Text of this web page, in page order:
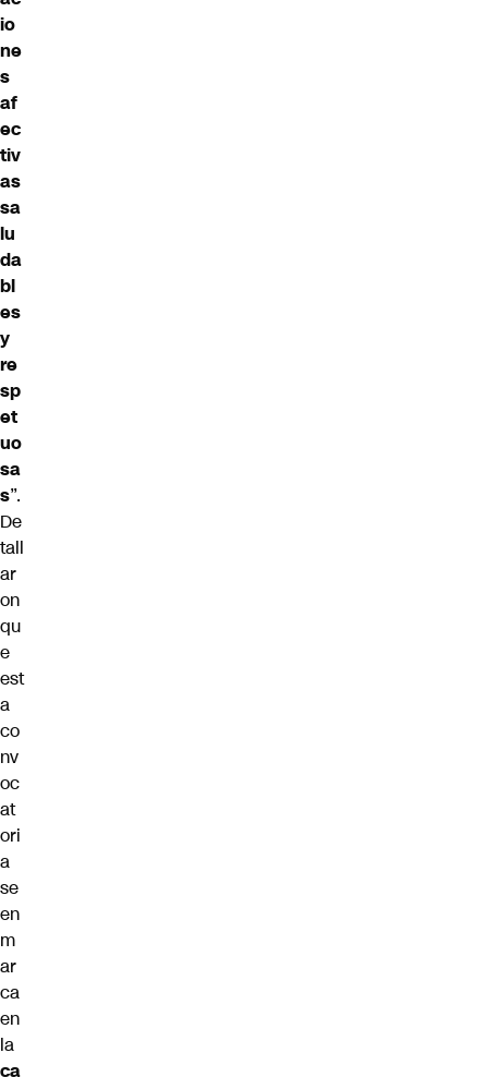
io
ne
s
af
ec
tiv
as
sa
lu
da
bl
es
y
re
sp
et
uo
sa
s”.
De
tall
ar
on
qu
e
est
a
co
nv
oc
at
ori
a
se
en
m
ar
ca
en
la
ca